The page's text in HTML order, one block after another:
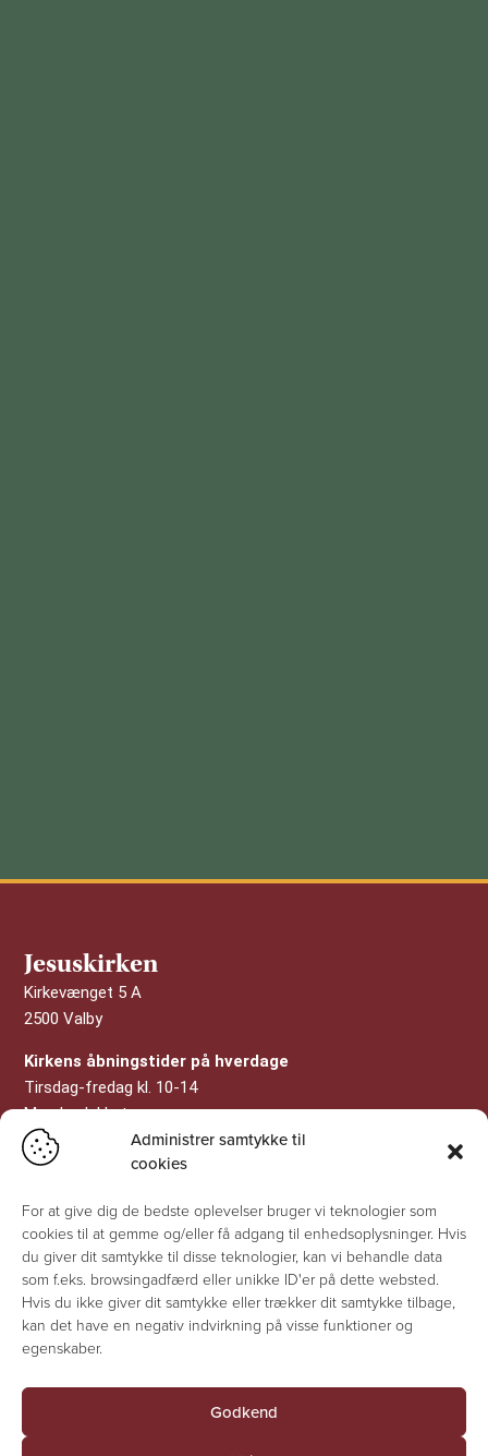
Administrer samtykke til
cookies
For at give dig de bedste oplevelser bruger vi teknologier som
cookies til at gemme og/eller få adgang til enhedsoplysninger. Hvis
du giver dit samtykke til disse teknologier, kan vi behandle data
som f.eks. browsingadfærd eller unikke ID'er på dette websted.
Hvis du ikke giver dit samtykke eller trækker dit samtykke tilbage,
kan det have en negativ indvirkning på visse funktioner og
egenskaber.
Godkend
Jesuskirken
Kirkevænget 5 A
2500 Valby
Kirkens åbningstider på hverdage
Tirsdag-fredag kl. 10-14
Mandag lukket
Ved gudstjenester eller andre kirkelige handlinger lukkes
Læs mere her
Kirkekontor & sognegård
Skovbogårds Alle 11
2500 Valby
E-mail:valby.sognvalby@km.dk
Kontoret er åbent tirsdag kl. 11 – 17, onsdag kl. 10 –